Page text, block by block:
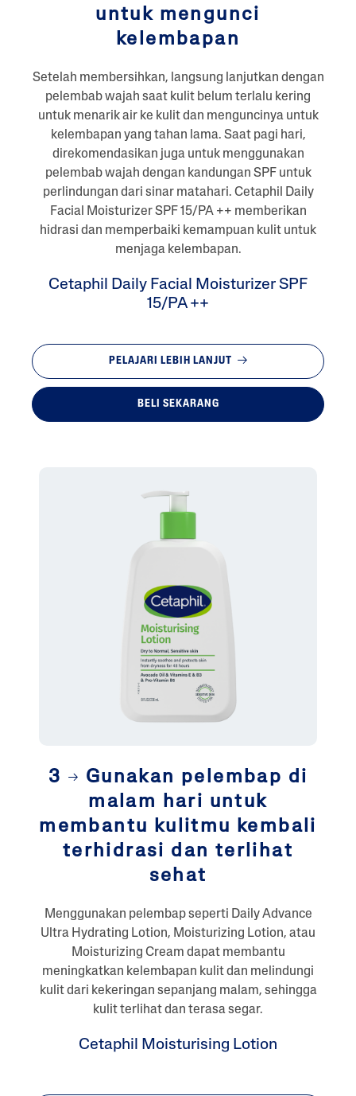
untuk mengunci
kelembapan
Setelah membersihkan, langsung lanjutkan dengan
pelembab wajah saat kulit belum terlalu kering
untuk menarik air ke kulit dan menguncinya untuk
kelembapan yang tahan lama. Saat pagi hari,
direkomendasikan juga untuk menggunakan
pelembab wajah dengan kandungan SPF untuk
perlindungan dari sinar matahari. Cetaphil Daily
Facial Moisturizer SPF 15/PA ++ memberikan
hidrasi dan memperbaiki kemampuan kulit untuk
menjaga kelembapan.
Cetaphil Daily Facial Moisturizer SPF
15/PA ++
PELAJARI LEBIH LANJUT
BELI SEKARANG
3
Gunakan pelembap di
malam hari untuk
membantu kulitmu kembali
terhidrasi dan terlihat
sehat
Menggunakan pelembap seperti Daily Advance
Ultra Hydrating Lotion, Moisturizing Lotion, atau
Moisturizing Cream dapat membantu
meningkatkan kelembapan kulit dan melindungi
kulit dari kekeringan sepanjang malam, sehingga
kulit terlihat dan terasa segar.
Cetaphil Moisturising Lotion